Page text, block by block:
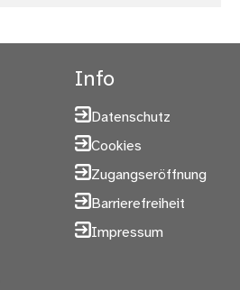
Info
Datenschutz
Cookies
Zugangseröffnung
Barrierefreiheit
Impressum